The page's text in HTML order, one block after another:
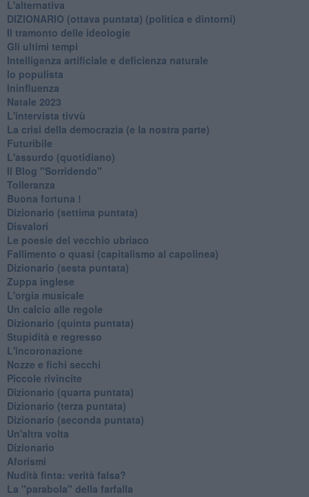
L'alternativa
​DIZIONARIO (ottava puntata) (politica e dintorni)
Il tramonto delle ideologie
Gli ultimi tempi
Intelligenza artificiale e deficienza naturale
Io populista
Ininfluenza
Natale 2023
L'intervista tivvù
La crisi della democrazia (e la nostra parte)
Futuribile
L'assurdo (quotidiano)
Il Blog "Sorridendo"
Tolleranza
Buona fortuna !
​Dizionario (settima puntata)
Disvalori
Le poesie del vecchio ubriaco
Fallimento o quasi (capitalismo al capolinea)
Dizionario (sesta puntata)
Zuppa inglese
L'orgia musicale
Un calcio alle regole
Dizionario (quinta puntata)
Stupidità e regresso
L'incoronazione
Nozze e fichi secchi
Piccole rivincite
​Dizionario (quarta puntata)
​Dizionario (terza puntata)
​Dizionario (seconda puntata)
Un'altra volta
Dizionario
Aforismi
Nudità finta: verità falsa?
La "parabola" della farfalla